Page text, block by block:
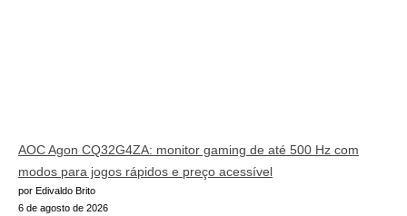
AOC Agon CQ32G4ZA: monitor gaming de até 500 Hz com
modos para jogos rápidos e preço acessível
por Edivaldo Brito
6 de agosto de 2026